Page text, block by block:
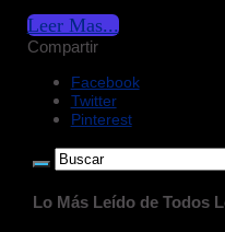
Leer Mas...
Compartir
Facebook
Twitter
Pinterest
Lo Más Leído de Todos